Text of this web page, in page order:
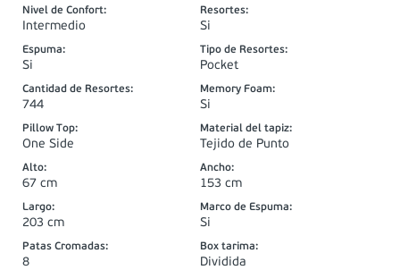
Nivel de Confort:
Intermedio
Resortes:
Si
Espuma:
Si
Tipo de Resortes:
Pocket
Cantidad de Resortes:
744
Memory Foam:
Si
Pillow Top:
One Side
Material del tapiz:
Tejido de Punto
Alto:
67 cm
Ancho:
153 cm
Largo:
203 cm
Marco de Espuma:
Si
Patas Cromadas:
8
Box tarima:
Dividida